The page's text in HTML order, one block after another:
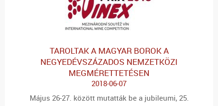
TAROLTAK A MAGYAR BOROK A
NEGYEDÉVSZÁZADOS NEMZETKÖZI
MEGMÉRETTETÉSEN
2018-06-07
Május 26-27. között mutatták be a jubileumi, 25.